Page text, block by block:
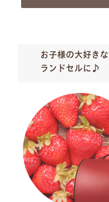
お子様の大好きな
ランドセルに♪